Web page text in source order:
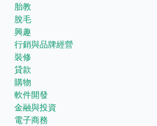
胎教
脫毛
興趣
行銷與品牌經營
裝修
貸款
購物
軟件開發
金融與投資
電子商務